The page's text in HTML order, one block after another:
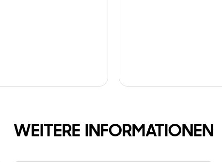
WEITERE INFORMATIONEN